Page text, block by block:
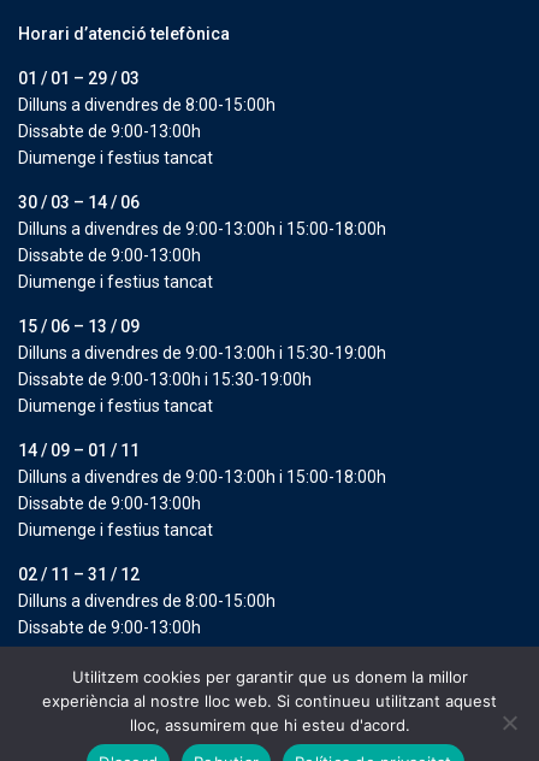
Horari d’atenció telefònica
01 / 01 – 29 / 03
Dilluns a divendres de 8:00-15:00h
Dissabte de 9:00-13:00h
Diumenge i festius tancat
30 / 03 – 14 / 06
Dilluns a divendres de 9:00-13:00h i 15:00-18:00h
Dissabte de 9:00-13:00h
Diumenge i festius tancat
15 / 06 – 13 / 09
Dilluns a divendres de 9:00-13:00h i 15:30-19:00h
Dissabte de 9:00-13:00h i 15:30-19:00h
Diumenge i festius tancat
14 / 09 – 01 / 11
Dilluns a divendres de 9:00-13:00h i 15:00-18:00h
Dissabte de 9:00-13:00h
Diumenge i festius tancat
02 / 11 – 31 / 12
Dilluns a divendres de 8:00-15:00h
Dissabte de 9:00-13:00h
Copyright 2025 | Fabrega Goertzen by More Holiday S.L. All Rights
Avís legal
Condicions generals de reserva *Política de
Utilitzem cookies per garantir que us donem la millor
experiència al nostre lloc web. Si continueu utilitzant aquest
lloc, assumirem que hi esteu d'acord.